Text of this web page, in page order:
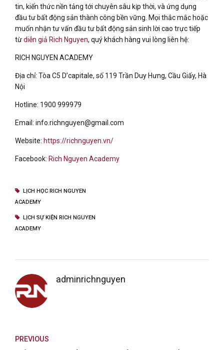
tin, kiến thức nền tảng tới chuyên sâu kịp thời, và ứng dụng
đầu tư bất động sản thành công bền vững. Mọi thắc mắc hoặc
muốn nhận tư vấn đầu tư bất động sản sinh lời cao trực tiếp
từdiễn giả Rich Nguyen, quý khách hàng vui lòng liên hệ:
RICH NGUYEN ACADEMY
Địa chỉ: Tòa C5 D’capitale, số 119 Trần Duy Hưng, Cầu Giấy, Hà
Nội
Hotline: 1900 999979
Email: info.richnguyen@gmail.com
Website: https://richnguyen.vn/
Facebook: Rich Nguyen Academy
LỊCH HỌC RICH NGUYEN
ACADEMY
LỊCH SỰ KIỆN RICH NGUYEN
ACADEMY
adminrichnguyen
PREVIOUS